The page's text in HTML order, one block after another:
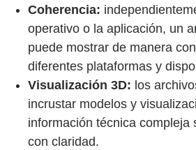
Coherencia:
operativo o la aplicación, un
puede mostrar de manera
diferentes plataformas y
Visualización 3D: los
incrustar modelos y
información técnica compleja
con claridad.